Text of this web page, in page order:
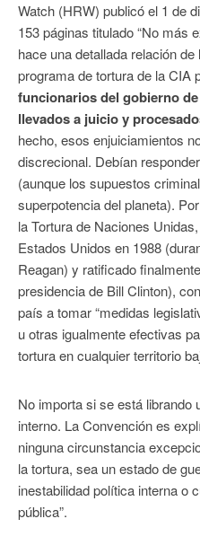
Watch (HRW) publicó el 1 de
153 páginas titulado “No más
hace una detallada relación
programa de tortura de la CIA
funcionarios del gobierno
llevados a juicio y
hecho, esos enjuiciamientos
discrecional. Debían
(aunque los supuestos
superpotencia del planeta).
la Tortura de Naciones
Estados Unidos en 1988
Reagan) y ratificado
presidencia de Bill Clinton),
país a tomar “medidas
u otras igualmente efectivas
tortura en cualquier territorio
No importa si se está librando
interno. La Convención es
ninguna circunstancia
la tortura, sea un estado de
inestabilidad política interna o
pública”.